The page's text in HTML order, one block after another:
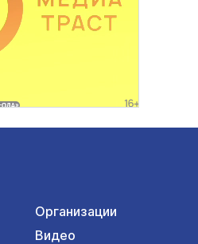
Организации
Видео